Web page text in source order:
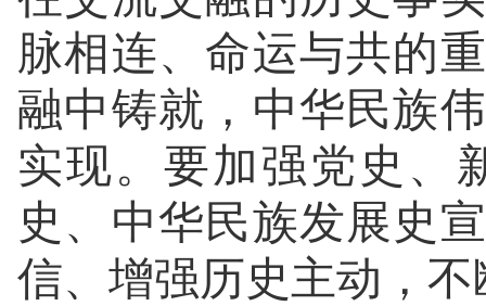
脉相连、命运与共的
融中铸就，中华民族
实现。要加强党史、
史、中华民族发展史
信、增强历史主动，